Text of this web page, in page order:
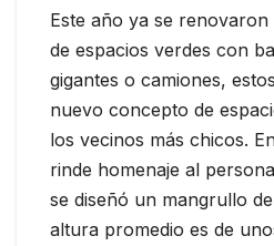
Este año ya se
de espacios verdes con
gigantes o camiones,
nuevo concepto de
los vecinos más chicos.
rinde homenaje al
se diseñó un mangrullo
altura promedio es de